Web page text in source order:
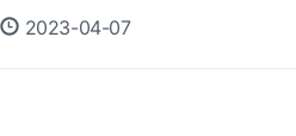
2023-04-07